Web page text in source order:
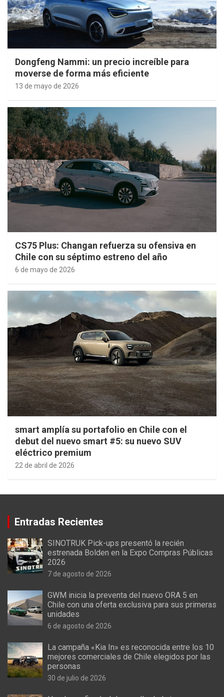
Dongfeng Nammi: un precio increíble para
moverse de forma más eficiente
13 de mayo de 2026
CS75 Plus: Changan refuerza su ofensiva en
Chile con su séptimo estreno del año
6 de mayo de 2026
smart amplía su portafolio en Chile con el
debut del nuevo smart #5: su nuevo SUV
eléctrico premium
22 de abril de 2026
Entradas Recientes
SINOTRUK Pick-ups presentó la recién
estrenada Bolden en la Expo Compras Públicas
2026
7 de agosto de 2026
GWM inicia la preventa del nuevo ORA 5 en
Chile con una oferta exclusiva para sus primeras
unidades
6 de agosto de 2026
La campaña «Kia In» es reconocida entre los 10
mejores comerciales de Chile elegidos por las
personas
30 de julio de 2026